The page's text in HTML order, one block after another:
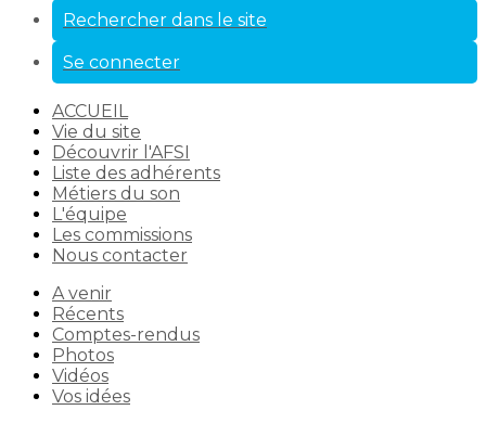
Rechercher dans le site
Se connecter
ACCUEIL
Vie du site
Découvrir l'AFSI
Liste des adhérents
Métiers du son
L'équipe
Les commissions
Nous contacter
A venir
Récents
Comptes-rendus
Photos
Vidéos
Vos idées